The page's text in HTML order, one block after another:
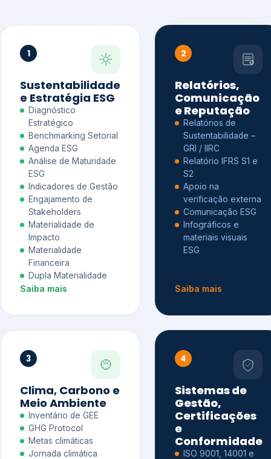
1
Sustentabilidade
e Estratégia ESG
Diagnóstico
Estratégico
Benchmarking Setorial
Agenda ESG
Análise de Maturidade
ESG
Indicadores de Gestão
Engajamento de
Stakeholders
Materialidade de
Impacto
Materialidade
Financeira
Dupla Materialidade
Saiba mais
2
Relatórios,
Comunicação
e Reputação
Relatórios de
Sustentabilidade –
GRI / IIRC
Relatório IFRS S1 e
S2
Apoio na
verificação externa
Comunicação ESG
Infográficos e
materiais visuais
ESG
Saiba mais
3
Clima, Carbono e
Meio Ambiente
Inventário de GEE
GHG Protocol
Metas climáticas
Jornada climática
4
Sistemas de
Gestão,
Certificações
e
Conformidade
ISO 9001, 14001 e